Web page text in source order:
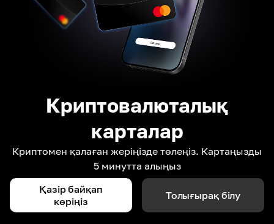
Криптовалюталық
карталар
Криптомен қалаған жеріңізде төлеңіз. Картаңызды
5 минутта алыңыз
Қазір байқап
көріңіз
Толығырақ білу